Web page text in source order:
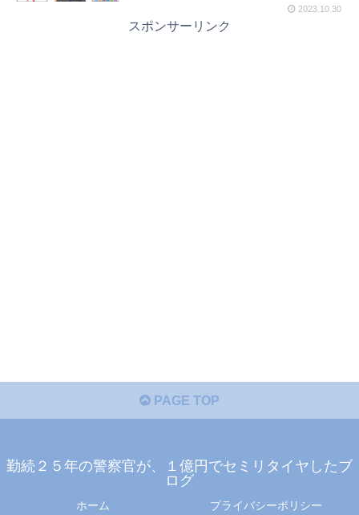
2023.10.30
スポンサーリンク
PAGE TOP
勤続２５年の警察官が、１億円でセミリタイヤしたブ
ログ
ホーム プライバシーポリシー